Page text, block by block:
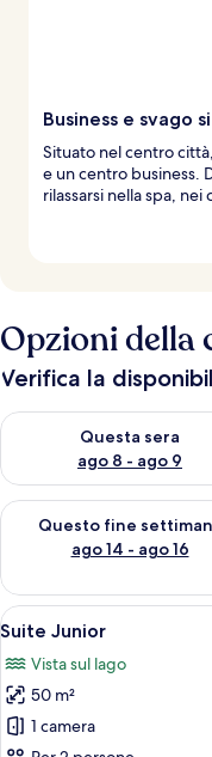
Business e svago
Situato nel centro
e un centro business.
rilassarsi nella spa,
Opzioni della
Verifica la
Questa sera
ago 8 - ago 9
Verifica la disponibilità
Questo fine
ago 14 - ago 16
Verifica la disponibilità
Apri
tutte
le
foto
per
5
Suite Junior
Vista sul lago
50 m²
1 camera